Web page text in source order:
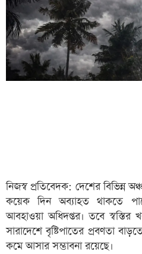
নিজস্ব প্রতিবেদক: দেশের বিভিন্ন
কয়েক দিন অব্যাহত থাকতে
আবহাওয়া অধিদপ্তর। তবে
সারাদেশে বৃষ্টিপাতের প্রবণতা
কমে আসার সম্ভাবনা রয়েছে।